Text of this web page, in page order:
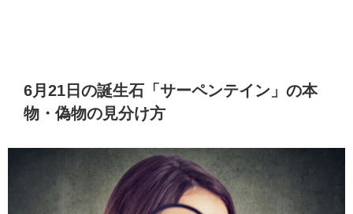
6月21日の誕生石「サーペンテイン」の本
物・偽物の見分け方